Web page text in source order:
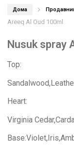
Дома
Areeq Al Oud 100ml
Nusuk spray
Top:
Heart:
Virginia